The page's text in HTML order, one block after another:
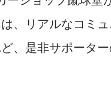
、リアルなコミ
、是非サポータ